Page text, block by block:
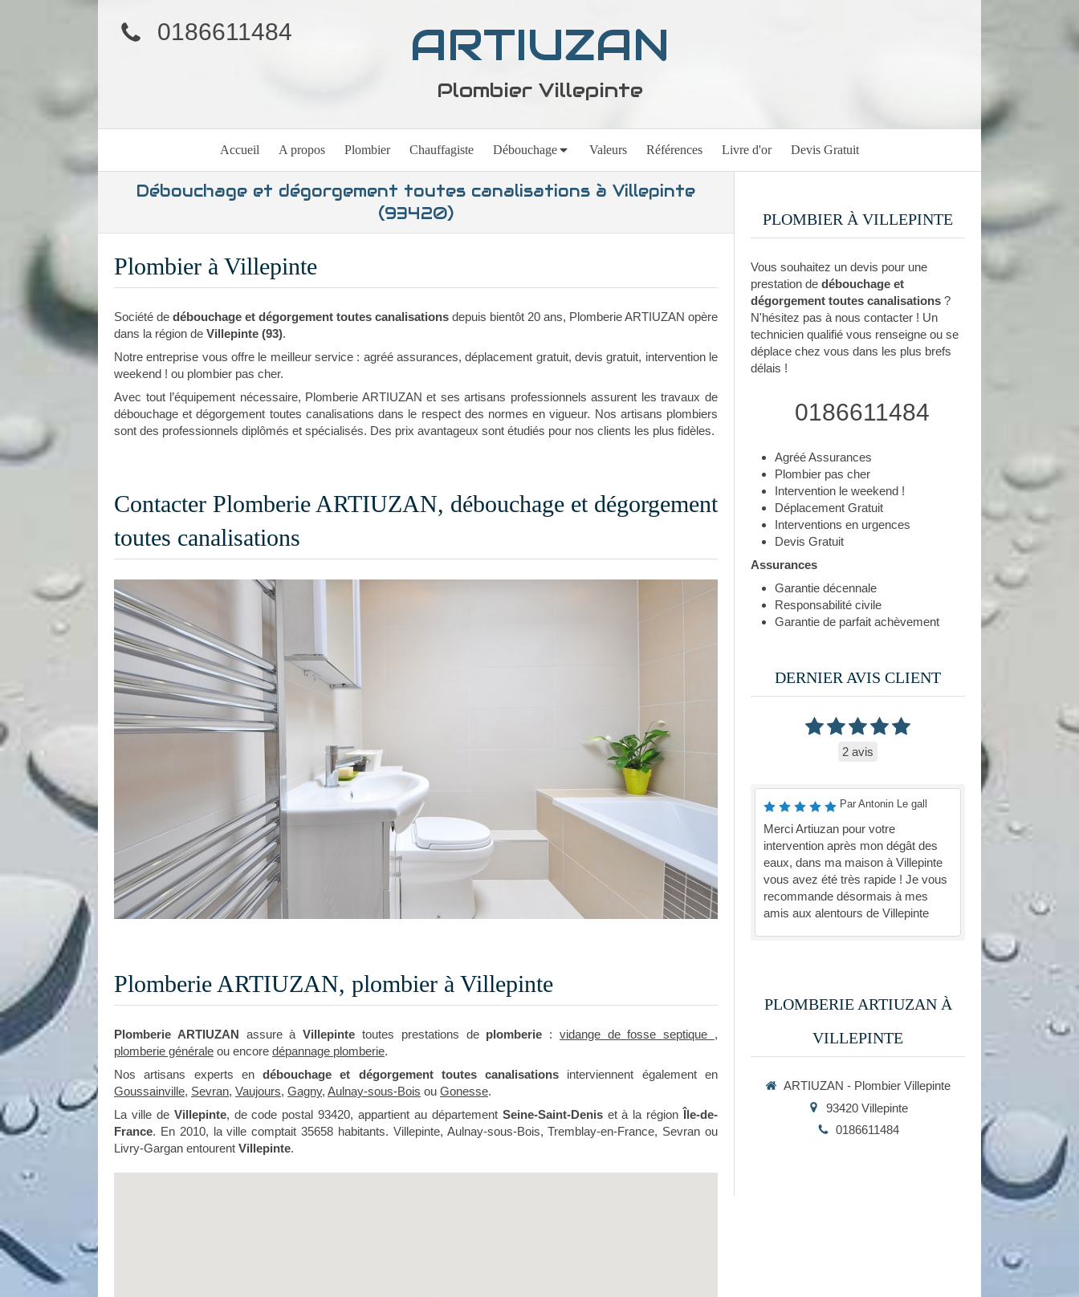
ARTIUZAN
Plombier Villepinte
0186611484
Accueil A propos Plombier Chauffagiste Débouchage Valeurs Références Livre d'or Devis Gratuit
Débouchage et dégorgement toutes canalisations à Villepinte
(93420)
Plombier à Villepinte
Société de débouchage et dégorgement toutes canalisations depuis bientôt 20 ans, Plomberie ARTIUZAN opère
dans la région de Villepinte (93).
Notre entreprise vous offre le meilleur service : agréé assurances, déplacement gratuit, devis gratuit, intervention le
weekend ! ou plombier pas cher.
Avec tout l’équipement nécessaire, Plomberie ARTIUZAN et ses artisans professionnels assurent les travaux de
débouchage et dégorgement toutes canalisations dans le respect des normes en vigueur. Nos artisans plombiers
sont des professionnels diplômés et spécialisés. Des prix avantageux sont étudiés pour nos clients les plus fidèles.
Contacter Plomberie ARTIUZAN, débouchage et dégorgement
toutes canalisations
Plomberie ARTIUZAN, plombier à Villepinte
Plomberie ARTIUZAN assure àVillepinte toutes prestations de plomberie : vidange de fosse septique ,
plomberie générale ou encore dépannage plomberie.
Nos artisans experts endébouchage et dégorgement toutes canalisations interviennent également en
Goussainville, Sevran, Vaujours, Gagny, Aulnay-sous-Bois ou Gonesse.
La ville de Villepinte, de code postal 93420, appartient au département Seine-Saint-Deniset à la région Île-de-
France. En 2010, la ville comptait 35658 habitants. Villepinte, Aulnay-sous-Bois, Tremblay-en-France, Sevran ou
Livry-Gargan entourent Villepinte.
PLOMBIER À VILLEPINTE
Vous souhaitez un devis pour une
prestation de débouchage et
dégorgement toutes canalisations ?
N'hésitez pas à nous contacter ! Un
technicien qualifié vous renseigne ou se
déplace chez vous dans les plus brefs
délais !
0186611484
Agréé Assurances
Plombier pas cher
Intervention le weekend !
Déplacement Gratuit
Interventions en urgences
Devis Gratuit
Assurances
Garantie décennale
Responsabilité civile
Garantie de parfait achèvement
DERNIER AVIS CLIENT
2 avis
Par Antonin Le gall
Merci Artiuzan pour votre
intervention après mon dégât des
eaux, dans ma maison à Villepinte
vous avez été très rapide ! Je vous
recommande désormais à mes
amis aux alentours de Villepinte
PLOMBERIE ARTIUZAN À
VILLEPINTE
ARTIUZAN - Plombier Villepinte
93420 Villepinte
0186611484